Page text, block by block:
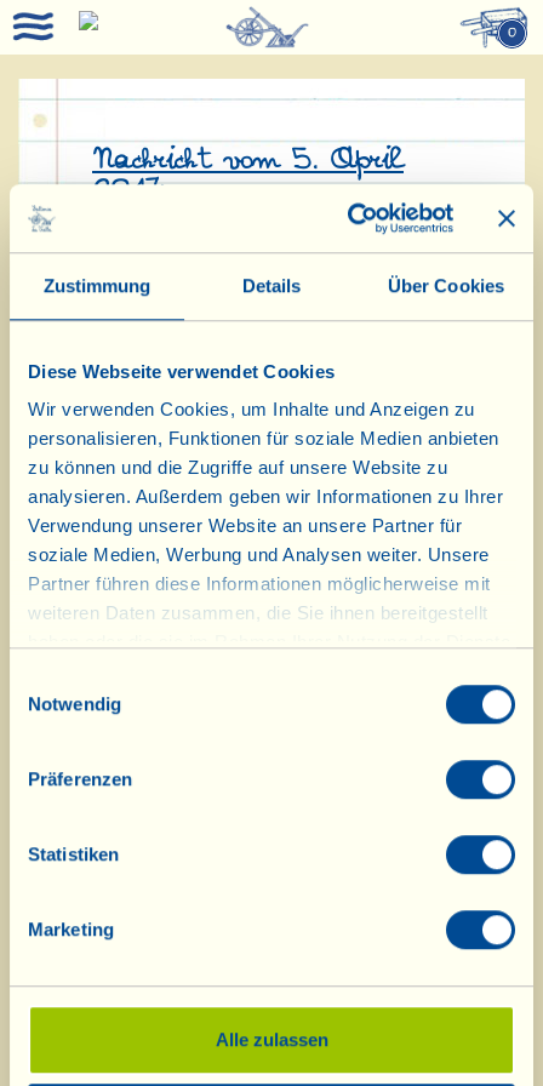
Zustimmung Details Über Cookies
Diese Webseite verwendet Cookies
Wir verwenden Cookies, um Inhalte und Anzeigen zu
personalisieren, Funktionen für soziale Medien anbieten
zu können und die Zugriffe auf unsere Website zu
analysieren. Außerdem geben wir Informationen zu Ihrer
Verwendung unserer Website an unsere Partner für
soziale Medien, Werbung und Analysen weiter. Unsere
Partner führen diese Informationen möglicherweise mit
weiteren Daten zusammen, die Sie ihnen bereitgestellt
Notwendig
Präferenzen
Statistiken
Marketing
Alle zulassen
0
Nachricht vom 5. April
2017:
Pünktlich zu Ostern ist ein ganz
untypischer „Vogel” in der
Colomba pasquale (= Ostertaube) ist
eine seltene Art in Deutschland,
aber in der Toskana, wo sie
herkommt, fehlt sie zu dieser schönen
Jahreszeit bei keinem festlichen
Mittagsessen. Obwohl… es nicht
einmal in unserer Gegend einfach
zu finden! Sie „versteckt“ sich auch in